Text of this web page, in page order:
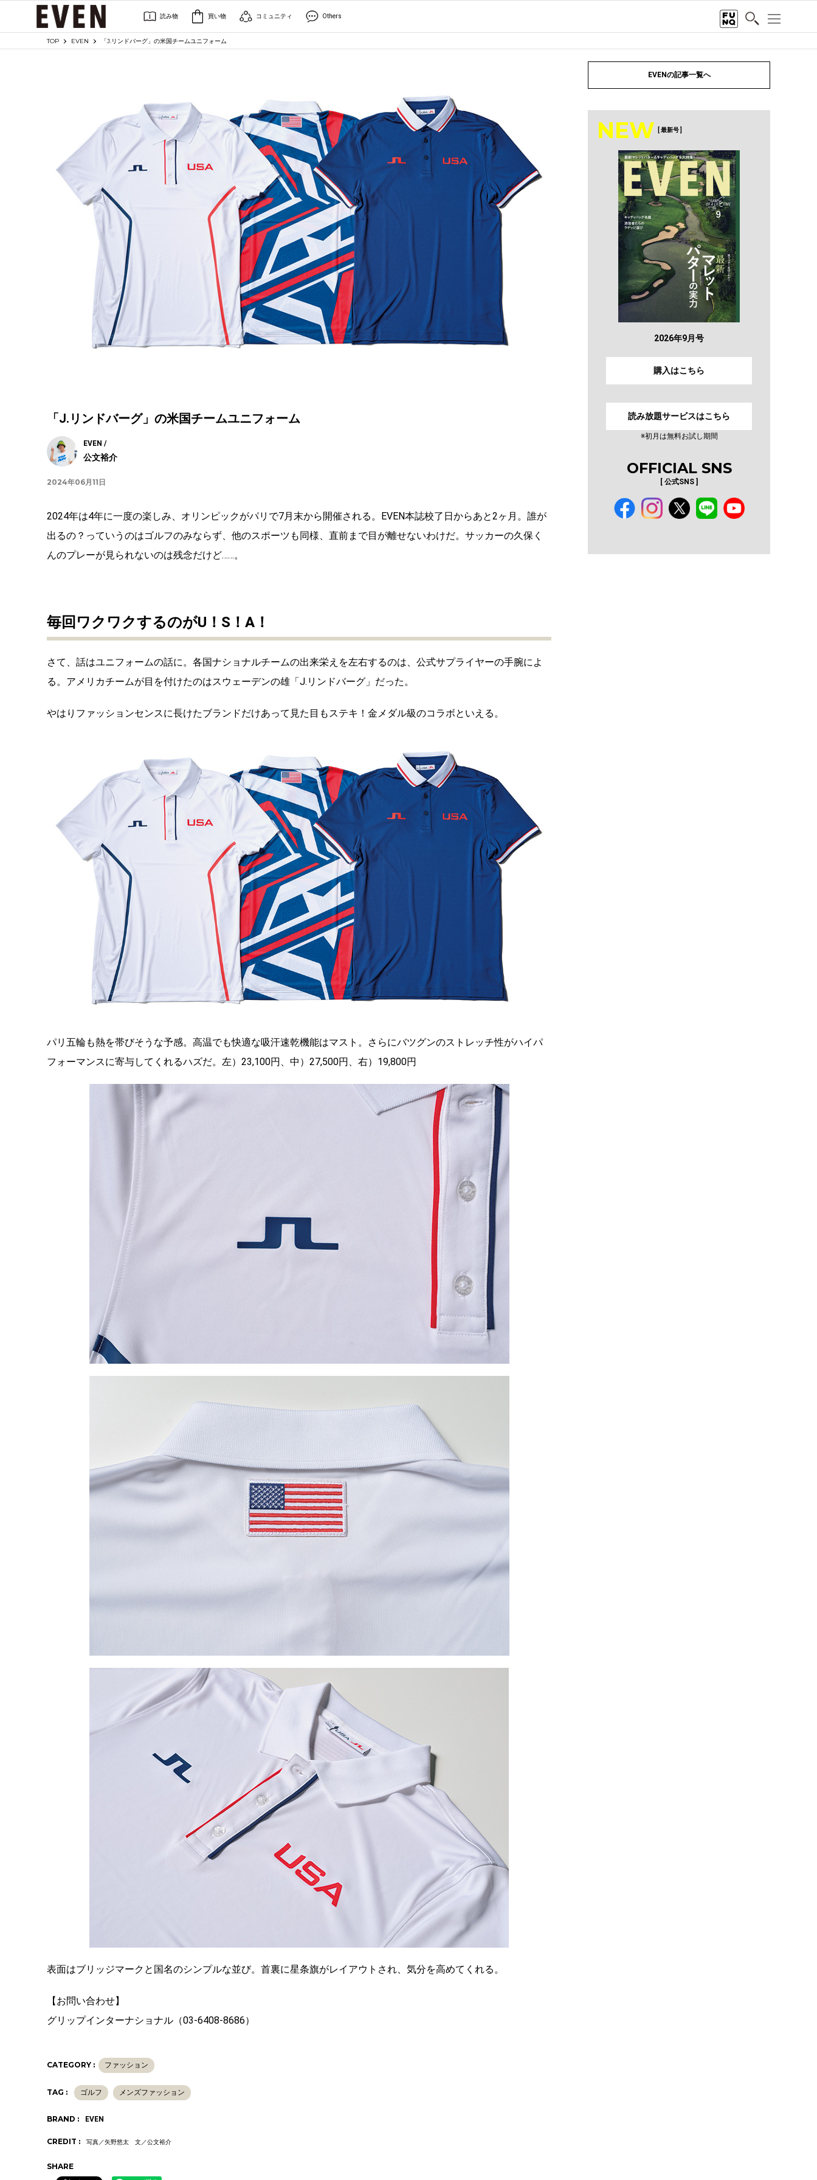
読み物 買い物 コミュニティ Others
TOP EVEN 「J.リンドバーグ」の米国チームユニフォーム
「J.リンドバーグ」の米国チームユニフォーム
EVEN /
公文裕介
2024年06月11日
2024年は4年に一度の楽しみ、オリンピックがパリで7月末から開催される。EVEN本誌校了日からあと2ヶ月。誰が
出るの？っていうのはゴルフのみならず、他のスポーツも同様、直前まで目が離せないわけだ。サッカーの久保く
んのプレーが見られないのは残念だけど……。
毎回ワクワクするのがU！S！A！
さて、話はユニフォームの話に。各国ナショナルチームの出来栄えを左右するのは、公式サプライヤーの手腕によ
る。アメリカチームが目を付けたのはスウェーデンの雄「J.リンドバーグ」だった。
やはりファッションセンスに長けたブランドだけあって見た目もステキ！金メダル級のコラボといえる。
パリ五輪も熱を帯びそうな予感。高温でも快適な吸汗速乾機能はマスト。さらにバツグンのストレッチ性がハイパ
フォーマンスに寄与してくれるハズだ。左）23,100円、中）27,500円、右）19,800円
表面はブリッジマークと国名のシンプルな並び。首裏に星条旗がレイアウトされ、気分を高めてくれる。
【お問い合わせ】
グリップインターナショナル（03-6408-8686）
CATEGORY : ファッション
TAG : ゴルフ メンズファッション
BRAND : EVEN
CREDIT : 写真／矢野悠太 文／公文裕介
SHARE
EVENの記事一覧へ
NEW [ 最新号 ]
2026年9月号
購入はこちら
読み放題サービスはこちら
※初月は無料お試し期間
OFFICIAL SNS
[ 公式SNS ]